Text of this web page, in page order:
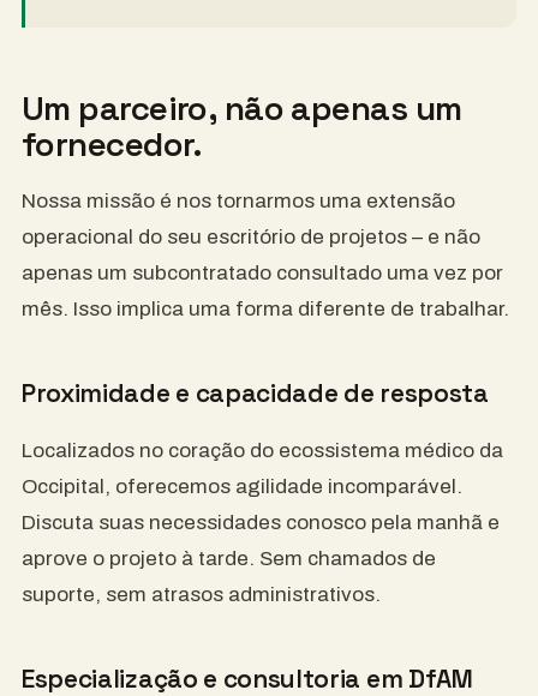
Um parceiro, não apenas um
fornecedor.
Nossa missão é nos tornarmos uma extensão
operacional do seu escritório de projetos – e não
apenas um subcontratado consultado uma vez por
mês. Isso implica uma forma diferente de trabalhar.
Proximidade e capacidade de resposta
Localizados no coração do ecossistema médico da
Occipital, oferecemos agilidade incomparável.
Discuta suas necessidades conosco pela manhã e
aprove o projeto à tarde. Sem chamados de
suporte, sem atrasos administrativos.
Especialização e consultoria em DfAM